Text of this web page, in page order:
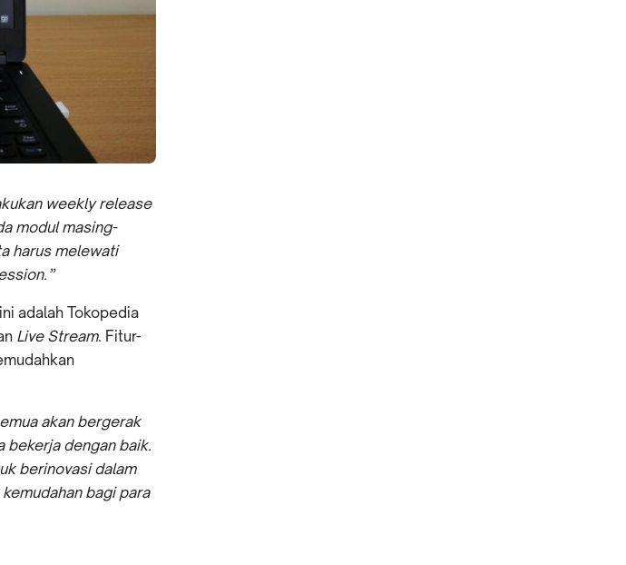
weekly release
modul masing-
harus melewati
adalah Tokopedia
Live Stream. Fitur-
akan bergerak
bekerja dengan baik.
berinovasi dalam
bagi para